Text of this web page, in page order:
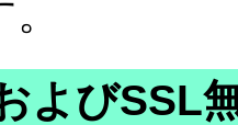
よびSSL